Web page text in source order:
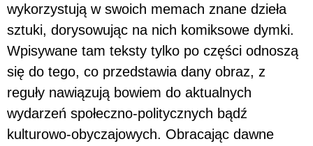
wykorzystują w swoich memach znane dzieła
sztuki, dorysowując na nich komiksowe dymki.
Wpisywane tam teksty tylko po części odnoszą
się do tego, co przedstawia dany obraz, z
reguły nawiązują bowiem do aktualnych
wydarzeń społeczno-politycznych bądź
kulturowo-obyczajowych. Obracając dawne